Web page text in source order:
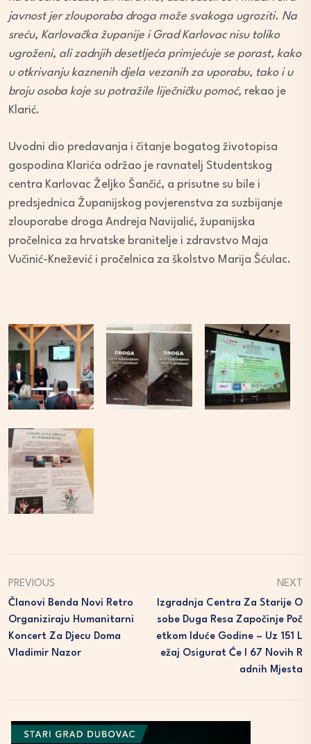
javnost jer zlouporaba droga može svakoga ugroziti. Na
sreću, Karlovačka županije i Grad Karlovac nisu toliko
ugroženi, ali zadnjih desetljeća primjećuje se porast, kako
u otkrivanju kaznenih djela vezanih za uporabu, tako i u
broju osoba koje su potražile liječničku pomoć, rekao je
Klarić.
Uvodni dio predavanja i čitanje bogatog životopisa
gospodina Klarića održao je ravnatelj Studentskog
centra Karlovac Željko Šančić, a prisutne su bile i
predsjednica Županijskog povjerenstva za suzbijanje
zlouporabe droga Andreja Navijalić, županijska
pročelnica za hrvatske branitelje i zdravstvo Maja
Vučinić-Knežević i pročelnica za školstvo Marija Šćulac.
PREVIOUS
Članovi Benda Novi Retro
Organiziraju Humanitarni
Koncert Za Djecu Doma
Vladimir Nazor
NEXT
Izgradnja Centra Za Starije O
Sobe Duga Resa Započinje Poč
Etkom Iduće Godine – Uz 151 L
Ežaj Osigurat Će I 67 Novih R
Adnih Mjesta